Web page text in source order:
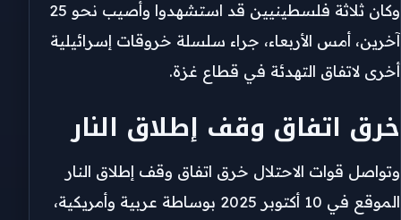
وكان ثلاثة فلسطينيين قد استشهدوا وأصيب نحو 25
آخرين، أمس الأربعاء، جراء سلسلة خروقات إسرائيلية
أخرى لاتفاق التهدئة في قطاع غزة.
خرق اتفاق وقف إطلاق النار
وتواصل قوات الاحتلال خرق اتفاق وقف إطلاق النار
الموقع في 10 أكتوبر 2025 بوساطة عربية وأمريكية،